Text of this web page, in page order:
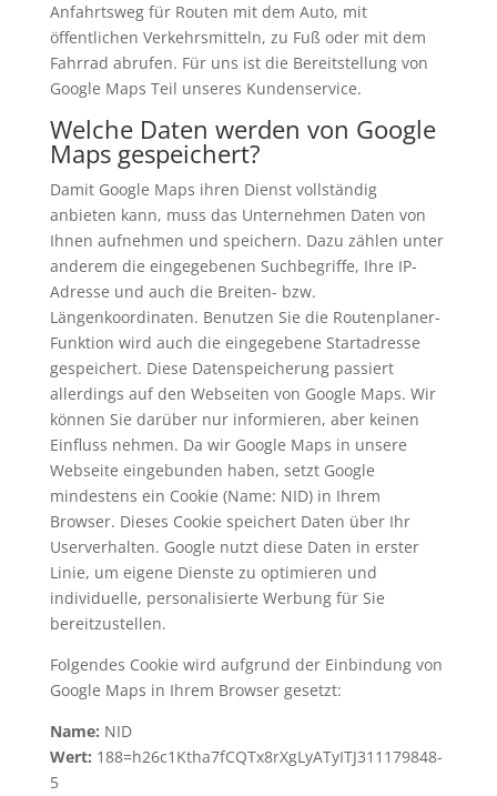
Anfahrtsweg für Routen mit dem Auto, mit
öffentlichen Verkehrsmitteln, zu Fuß oder mit dem
Fahrrad abrufen. Für uns ist die Bereitstellung von
Google Maps Teil unseres Kundenservice.
Welche Daten werden von Google
Maps gespeichert?
Damit Google Maps ihren Dienst vollständig
anbieten kann, muss das Unternehmen Daten von
Ihnen aufnehmen und speichern. Dazu zählen unter
anderem die eingegebenen Suchbegriffe, Ihre IP-
Adresse und auch die Breiten- bzw.
Längenkoordinaten. Benutzen Sie die Routenplaner-
Funktion wird auch die eingegebene Startadresse
gespeichert. Diese Datenspeicherung passiert
allerdings auf den Webseiten von Google Maps. Wir
können Sie darüber nur informieren, aber keinen
Einfluss nehmen. Da wir Google Maps in unsere
Webseite eingebunden haben, setzt Google
mindestens ein Cookie (Name: NID) in Ihrem
Browser. Dieses Cookie speichert Daten über Ihr
Userverhalten. Google nutzt diese Daten in erster
Linie, um eigene Dienste zu optimieren und
individuelle, personalisierte Werbung für Sie
bereitzustellen.
Folgendes Cookie wird aufgrund der Einbindung von
Google Maps in Ihrem Browser gesetzt:
Name: NID
Wert: 188=h26c1Ktha7fCQTx8rXgLyATyITJ311179848-
5